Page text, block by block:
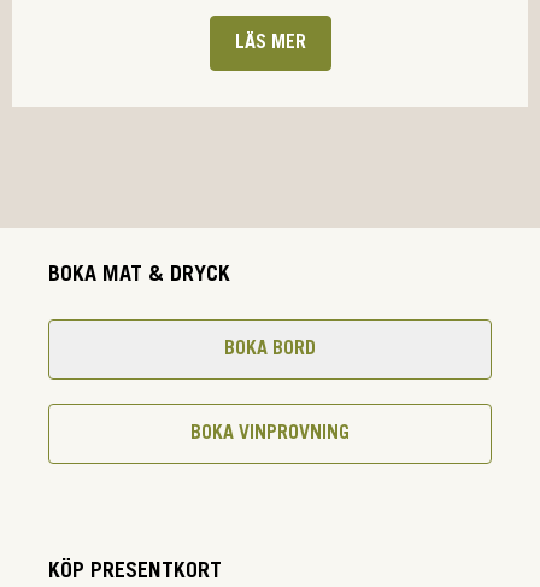
LÄS MER
BOKA MAT & DRYCK
BOKA BORD
BOKA VINPROVNING
KÖP PRESENTKORT